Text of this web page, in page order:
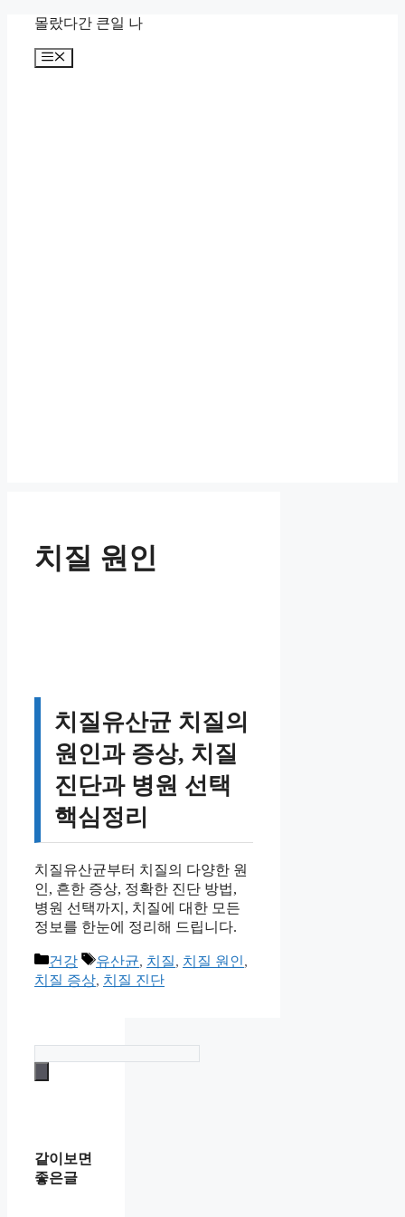
몰랐다간 큰일 나
메
치질 원인
치질유산균 치질의
원인과 증상, 치질
진단과 병원 선택
핵심정리
치질유산균부터 치질의 다양한 원
인, 흔한 증상, 정확한 진단 방법,
병원 선택까지, 치질에 대한 모든
정보를 한눈에 정리해 드립니다.
카
테
건강
태
그
유산균, 치질, 치질 원인,
치질 증상, 치질 진단
같이보면
좋은글